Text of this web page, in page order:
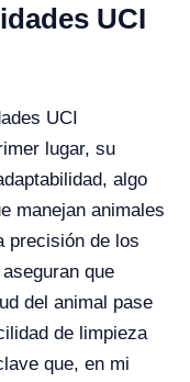
UCI
UCI
lugar, su
algo
manejan animales
precisión de los
que
del animal pase
de limpieza
que, en mi